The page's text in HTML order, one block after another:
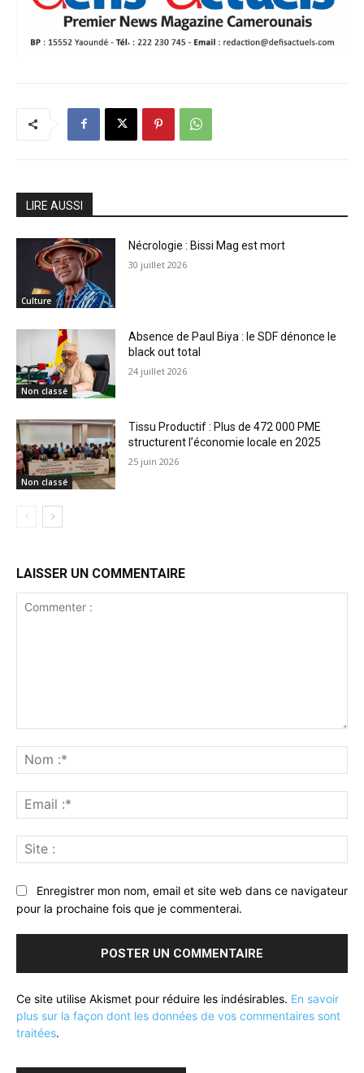
LIRE AUSSI
Culture
Nécrologie : Bissi Mag est mort
30 juillet 2026
Non classé
Absence de Paul Biya : le SDF dénonce le
black out total
24 juillet 2026
Non classé
Tissu Productif : Plus de 472 000 PME
structurent l’économie locale en 2025
25 juin 2026
LAISSER UN COMMENTAIRE
:*
:*
:
Enregistrer mon nom, email et site web dans ce navigateur
pour la prochaine fois que je commenterai.
Ce site utilise Akismet pour réduire les indésirables. En savoir
plus sur la façon dont les données de vos commentaires sont
traitées.